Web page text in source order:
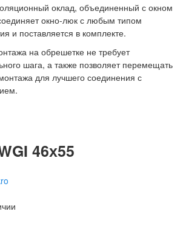
оклад, объединенный с окном
окно-люк с любым типом
и поставляется в комплекте.
на обрешетке не требует
шага, а также позволяет перемещать
для лучшего соединения с
46х55